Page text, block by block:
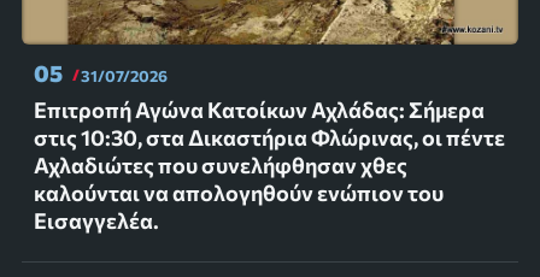
05 31/07/2026
Επιτροπή Αγώνα Κατοίκων Αχλάδας: Σήμερα
στις 10:30, στα Δικαστήρια Φλώρινας, οι πέντε
Αχλαδιώτες που συνελήφθησαν χθες
καλούνται να απολογηθούν ενώπιον του
Εισαγγελέα.